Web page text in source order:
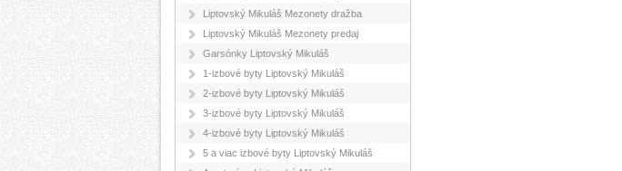
Liptovský Mikuláš Mezonety dražba
Liptovský Mikuláš Mezonety predaj
Garsónky Liptovský Mikuláš
1-izbové byty Liptovský Mikuláš
2-izbové byty Liptovský Mikuláš
3-izbové byty Liptovský Mikuláš
4-izbové byty Liptovský Mikuláš
5 a viac izbové byty Liptovský Mikuláš